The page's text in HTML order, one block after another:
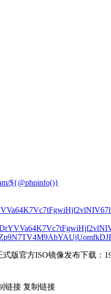
${@phpinfo()}
版官方ISO镜像发布下载：
链接 复制链接